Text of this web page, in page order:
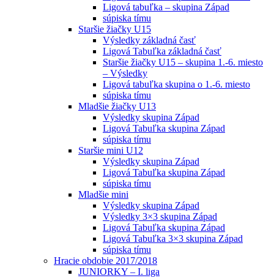
Ligová tabuľka – skupina Západ
súpiska tímu
Staršie žiačky U15
Výsledky základná časť
Ligová Tabuľka základná časť
Staršie žiačky U15 – skupina 1.-6. miesto
– Výsledky
Ligová tabuľka skupina o 1.-6. miesto
súpiska tímu
Mladšie žiačky U13
Výsledky skupina Západ
Ligová Tabuľka skupina Západ
súpiska tímu
Staršie mini U12
Výsledky skupina Západ
Ligová Tabuľka skupina Západ
súpiska tímu
Mladšie mini
Výsledky skupina Západ
Výsledky 3×3 skupina Západ
Ligová Tabuľka skupina Západ
Ligová Tabuľka 3×3 skupina Západ
súpiska tímu
Hracie obdobie 2017/2018
JUNIORKY – I. liga